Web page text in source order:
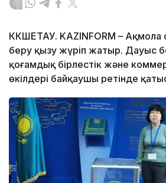
КӨКШЕТАУ. KAZINFORM –
беру қызу жүріп жатыр. Дауыс
қоғамдық бірлестік және
өкілдері байқаушы ретінде